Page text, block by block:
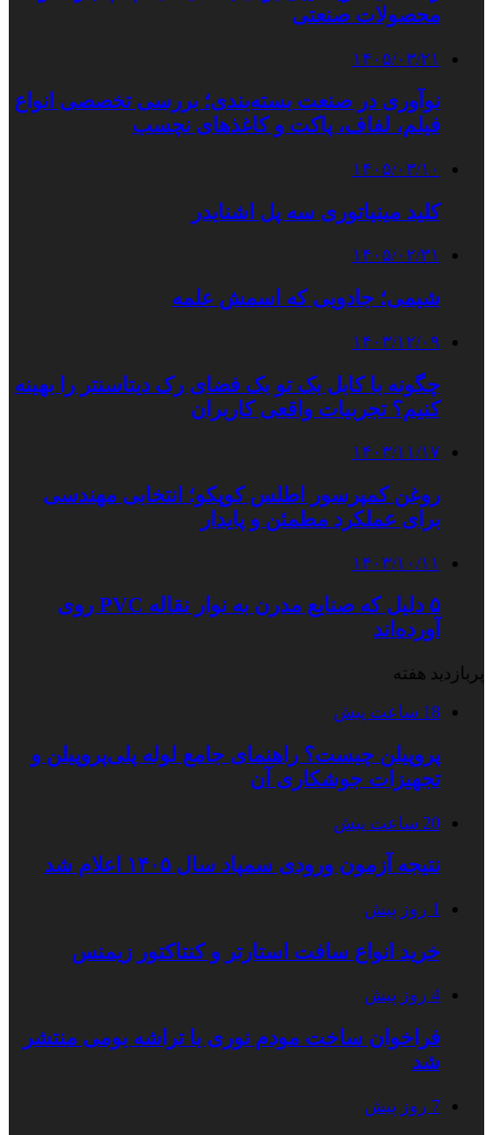
محصولات صنعتی
۱۴۰۵/۰۳/۲۱
نوآوری در صنعت بسته‌بندی؛ بررسی تخصصی انواع
فیلم، لفاف، پاکت و کاغذهای نچسب
۱۴۰۵/۰۳/۱۰
کلید مینیاتوری سه پل اشنایدر
۱۴۰۵/۰۲/۳۱
شیمی؛ جادویی که اسمش علمه
۱۴۰۳/۱۲/۰۹
چگونه با کابل بک تو بک فضای رک دیتاسنتر را بهینه
کنیم؟ تجربیات واقعی کاربران
۱۴۰۳/۱۱/۱۷
روغن کمپرسور اطلس کوپکو؛ انتخابی مهندسی
برای عملکرد مطمئن و پایدار
۱۴۰۳/۱۰/۱۱
۵ دلیل که صنایع مدرن به نوار نقاله PVC روی
آورده‌اند
پربازدید هفته
18 ساعت پیش
پروپیلن چیست؟ راهنمای جامع لوله پلی‌پروپیلن و
تجهیزات جوشکاری آن
20 ساعت پیش
نتیجه آزمون ورودی سمپاد سال ۱۴۰۵ اعلام شد
1 روز پیش
خرید انواع سافت استارتر و کنتاکتور زیمنس
4 روز پیش
فراخوان ساخت مودم نوری با تراشه بومی منتشر
شد
7 روز پیش